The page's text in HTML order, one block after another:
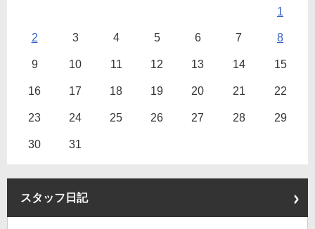
1
2 3 4 5 6 7 8
9 10 11 12 13 14 15
16 17 18 19 20 21 22
23 24 25 26 27 28 29
30 31
スタッフ日記